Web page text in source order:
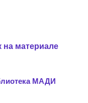
на материале
МАДИ